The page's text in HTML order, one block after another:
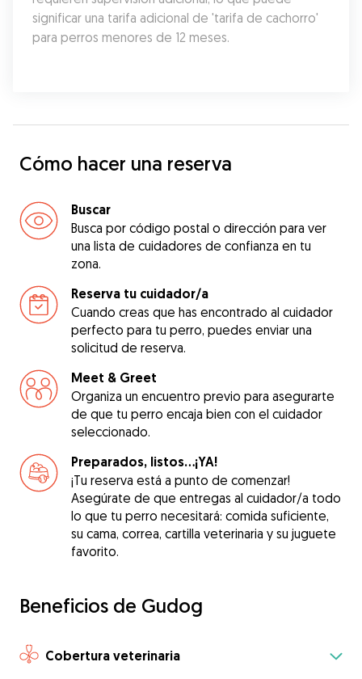
significar una tarifa adicional de 'tarifa de cachorro'
para perros menores de 12 meses.
Cómo hacer una reserva
Buscar
Busca por código postal o dirección para ver
una lista de cuidadores de confianza en tu
zona.
Reserva tu cuidador/a
Cuando creas que has encontrado al cuidador
perfecto para tu perro, puedes enviar una
solicitud de reserva.
Meet & Greet
Organiza un encuentro previo para asegurarte
de que tu perro encaja bien con el cuidador
seleccionado.
Preparados, listos...¡YA!
¡Tu reserva está a punto de comenzar!
Asegúrate de que entregas al cuidador/a todo
lo que tu perro necesitará: comida suficiente,
su cama, correa, cartilla veterinaria y su juguete
favorito.
Beneficios de Gudog
Cobertura veterinaria